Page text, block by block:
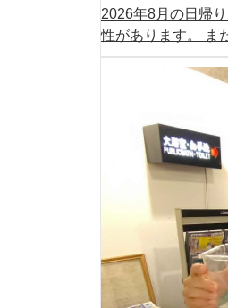
2026年8月の日帰
性があります。 ま